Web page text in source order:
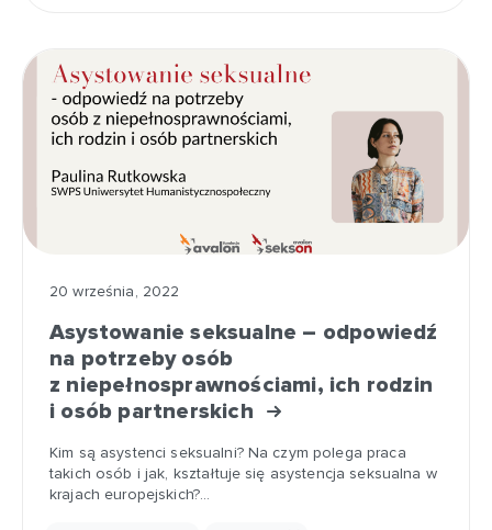
20 września, 2022
Asystowanie seksualne – odpowiedź
na potrzeby osób
z niepełnosprawnościami, ich rodzin
i osób partnerskich
Kim są asystenci seksualni? Na czym polega praca
takich osób i jak, kształtuje się asystencja seksualna w
krajach europejskich?…